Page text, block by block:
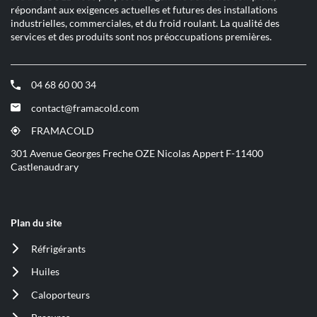
répondant aux exigences actuelles et futures des installations
industrielles, commerciales, et du froid roulant. La qualité des
services et des produits sont nos préoccupations premières.
04 68 60 00 34
(ouvre
dans
nouvelle
contact@framacold.com
(ouvre
dans
nouvelle
fenêtre)
FRAMACOLD
(ouvre
dans
une
301 Avenue Georges Freche OZE Nicolas Appert F-11400
Castlenaudrary
Plan du site
Réfrigérants
(ouvre
dans
nouvelle
Huiles
(ouvre
dans Caloporteurs
(ouvre
dans